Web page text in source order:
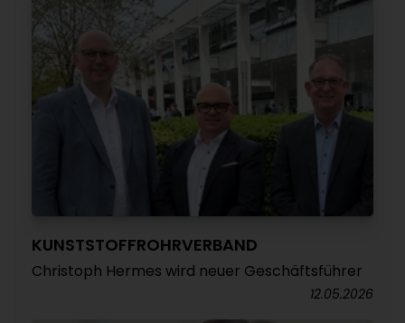
KUNSTSTOFFROHRVERBAND
Christoph Hermes wird neuer Geschäftsführer
12.05.2026